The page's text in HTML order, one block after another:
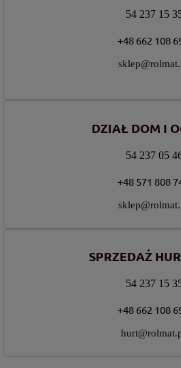
54 237 15
+48 662 108
DZIAŁ DOM I
54 237 05
+48 571 808
SPRZEDAŻ
54 237 15
+48 662 108